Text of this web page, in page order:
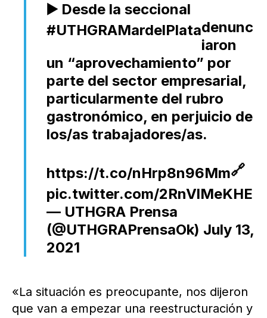
▶️ Desde la seccional
#UTHGRAMardelPlatadenunc
iaron
un “aprovechamiento” por
parte del sector empresarial,
particularmente del rubro
gastronómico, en perjuicio de
los/as trabajadores/as.
🔗
https://t.co/nHrp8n96Mm
pic.twitter.com/2RnVlMeKHE
— UTHGRA Prensa
(@UTHGRAPrensaOk) July 13,
2021
«La situación es preocupante, nos dijeron
que van a empezar una reestructuración y